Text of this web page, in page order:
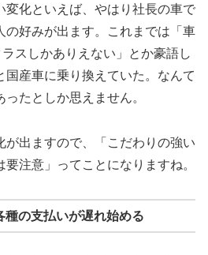
変化といえば、やはり社長の車で
の好みが出ます。これまでは「車
スしかありえない」とか豪語し
国産車に乗り換えていた。なんて
たとしか思えません。
が出ますので、「こだわりの強い
注意」ってことになりますね。
種の支払いが遅れ始める